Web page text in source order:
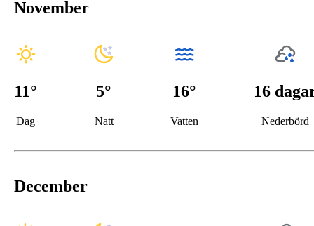
November
11°
Dag
5°
Natt
16°
Vatten
16
Nederbörd
December